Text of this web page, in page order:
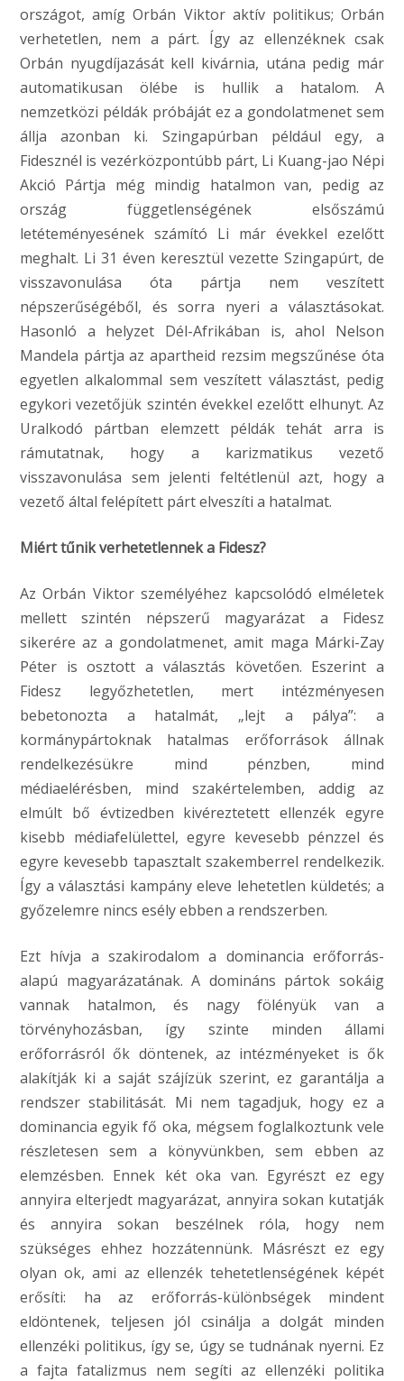
országot, amíg Orbán Viktor aktív politikus; Orbán
verhetetlen, nem a párt. Így az ellenzéknek csak
Orbán nyugdíjazását kell kivárnia, utána pedig már
automatikusan ölébe is hullik a hatalom. A
nemzetközi példák próbáját ez a gondolatmenet sem
állja azonban ki. Szingapúrban például egy, a
Fidesznél is vezérközpontúbb párt, Li Kuang-jao Népi
Akció Pártja még mindig hatalmon van, pedig az
ország függetlenségének elsőszámú
letéteményesének számító Li már évekkel ezelőtt
meghalt. Li 31 éven keresztül vezette Szingapúrt, de
visszavonulása óta pártja nem veszített
népszerűségéből, és sorra nyeri a választásokat.
Hasonló a helyzet Dél-Afrikában is, ahol Nelson
Mandela pártja az apartheid rezsim megszűnése óta
egyetlen alkalommal sem veszített választást, pedig
egykori vezetőjük szintén évekkel ezelőtt elhunyt. Az
Uralkodó pártban elemzett példák tehát arra is
rámutatnak, hogy a karizmatikus vezető
visszavonulása sem jelenti feltétlenül azt, hogy a
vezető által felépített párt elveszíti a hatalmat.
Miért tűnik verhetetlennek a Fidesz?
Az Orbán Viktor személyéhez kapcsolódó elméletek
mellett szintén népszerű magyarázat a Fidesz
sikerére az a gondolatmenet, amit maga Márki-Zay
Péter is osztott a választás követően. Eszerint a
Fidesz legyőzhetetlen, mert intézményesen
bebetonozta a hatalmát, „lejt a pálya”: a
kormánypártoknak hatalmas erőforrások állnak
rendelkezésükre mind pénzben, mind
médiaelérésben, mind szakértelemben, addig az
elmúlt bő évtizedben kivéreztetett ellenzék egyre
kisebb médiafelülettel, egyre kevesebb pénzzel és
egyre kevesebb tapasztalt szakemberrel rendelkezik.
Így a választási kampány eleve lehetetlen küldetés; a
győzelemre nincs esély ebben a rendszerben.
Ezt hívja a szakirodalom a dominancia erőforrás-
alapú magyarázatának. A domináns pártok sokáig
vannak hatalmon, és nagy fölényük van a
törvényhozásban, így szinte minden állami
erőforrásról ők döntenek, az intézményeket is ők
alakítják ki a saját szájízük szerint, ez garantálja a
rendszer stabilitását. Mi nem tagadjuk, hogy ez a
dominancia egyik fő oka, mégsem foglalkoztunk vele
részletesen sem a könyvünkben, sem ebben az
elemzésben. Ennek két oka van. Egyrészt ez egy
annyira elterjedt magyarázat, annyira sokan kutatják
és annyira sokan beszélnek róla, hogy nem
szükséges ehhez hozzátennünk. Másrészt ez egy
olyan ok, ami az ellenzék tehetetlenségének képét
erősíti: ha az erőforrás-különbségek mindent
eldöntenek, teljesen jól csinálja a dolgát minden
ellenzéki politikus, így se, úgy se tudnának nyerni. Ez
a fajta fatalizmus nem segíti az ellenzéki politika